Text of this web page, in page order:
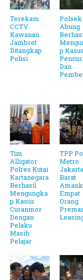
Terekam
CCTV
Kawanan
Jambret
Ditangkap
Polisi
Polsek
Abung
p
Dan
Tim
Alligator
Polres Kutai
Kartanegara
Berhasil
Mengungka
p Kasus
Curanmor
Dengan
Pelaku
Masih
Pelajar
TPP
Metro
Jakarta
Barat
Empat
Orang